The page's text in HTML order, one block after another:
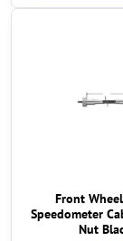
Front
Speedometer
Nut